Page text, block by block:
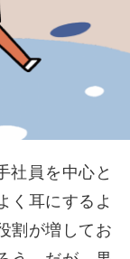
社員を中心と
く耳にするよ
割が増してお